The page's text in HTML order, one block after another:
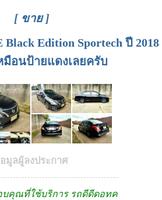
[ ขาย ]
Black Edition Sportech ปี 2018
มือนป้ายแดงเลยครับ
มูลผู้ลงประกาศ
คุณที่ใช้บริการ รถดีดีดอทคอม